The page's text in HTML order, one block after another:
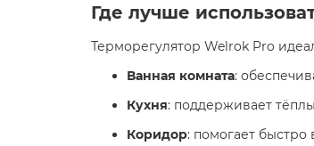
Где лучше
Терморегулятор Welrok Pro
Ванная комната:
Кухня: поддерживает
Коридор: помогает